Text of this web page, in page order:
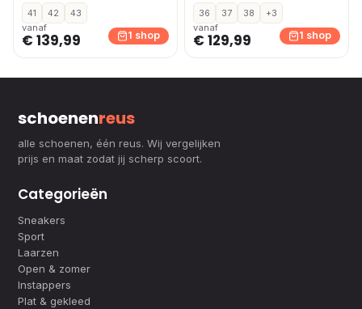
41 42
43
vanaf
€ 139,99 1 shop
36 37 38
+3
vanaf
€ 129,99 1 shop
schoenenreus
alle schoenen, één reus. Wij vergelijken
prijs en maat zodat jij scherp scoort.
Categorieën
Sneakers
Sport
Laarzen
Open & zomer
Instappers
Plat & gekleed